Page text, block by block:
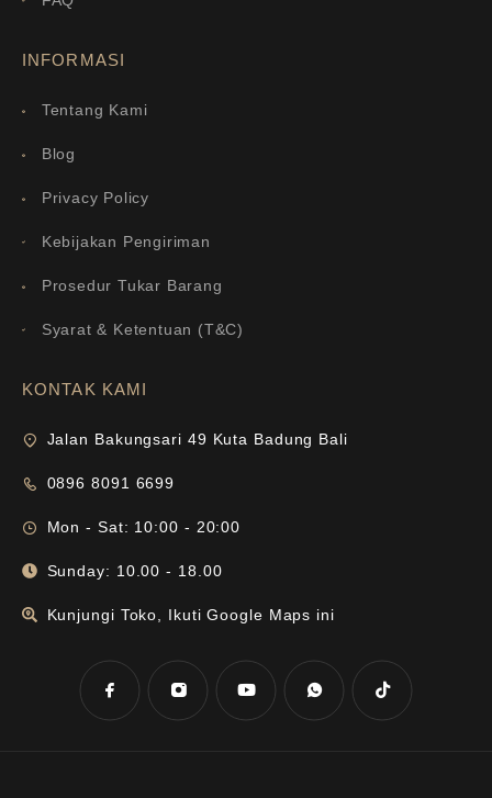
INFORMASI
Tentang Kami
Blog
Privacy Policy
Kebijakan Pengiriman
Prosedur Tukar Barang
Syarat & Ketentuan (T&C)
KONTAK KAMI
Jalan Bakungsari 49 Kuta Badung Bali
0896 8091 6699
Mon - Sat: 10:00 - 20:00
Sunday: 10.00 - 18.00
Kunjungi Toko, Ikuti Google Maps ini